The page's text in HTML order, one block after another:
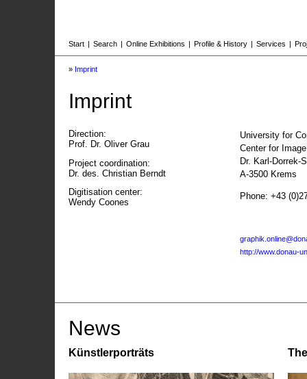
Start | Search | Online Exhibitions | Profile & History | Services |
» Imprint
Imprint
Direction:
Prof. Dr. Oliver Grau
Project coordination:
Dr. des. Christian Berndt
Digitisation center:
Wendy Coones
University for
Center for
Dr. Karl-Dorrek-
A-3500 Krems
Phone: +43
http://www.donau-
News
Künstlerporträts